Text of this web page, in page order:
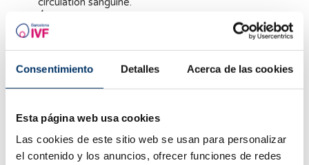
Consentimiento Detalles Acerca de las cookies
Esta página web usa cookies
Las cookies de este sitio web se usan para personalizar
el contenido y los anuncios, ofrecer funciones de redes
avoir un impact négatif sur la fertilité.
Dormir suffisamment : le sommeil est essentiel pour le
bien-être géneral et peut altérer la fertilité.
l'acide folique, vitamine C et vitamine E peuvent aider